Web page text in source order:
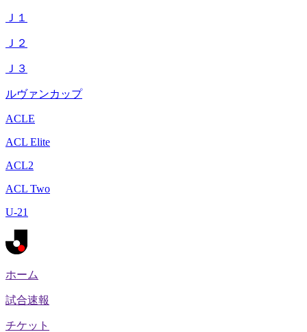
Ｊ１
Ｊ２
Ｊ３
ルヴァンカップ
ACLE
ACL Elite
ACL2
ACL Two
U-21
ホーム
試合速報
チケット